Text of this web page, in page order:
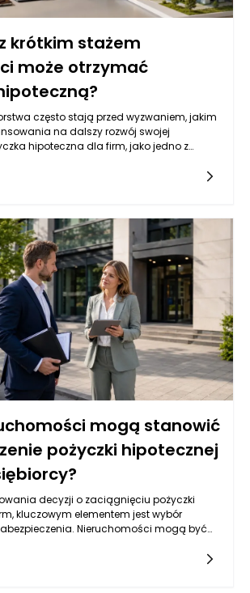
krótkim stażem
może otrzymać
często stają przed wyzwaniem, jakim
na dalszy rozwój swojej
hipoteczna dla firm, jako jedno z
jakie czynniki wpływają na decyzję
pożyczkowych w kontekście udzielania
mogą stanowić
pożyczki hipotecznej
decyzji o zaciągnięciu pożyczki
kluczowym elementem jest wybór
Nieruchomości mogą być